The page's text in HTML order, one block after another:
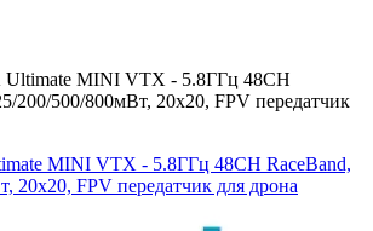
MINI VTX - 5.8ГГц 48CH
200/500/800мВт, 20x20, FPV передатчик